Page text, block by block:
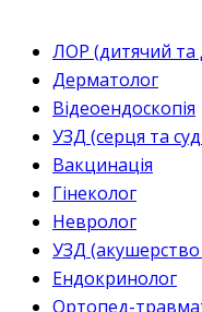
ЛОР (дитячий та
Дерматолог
Відеоендоскопія
УЗД (серця та
Вакцинація
Гінеколог
Невролог
УЗД (акушерство
Ендокринолог
Ортопед-